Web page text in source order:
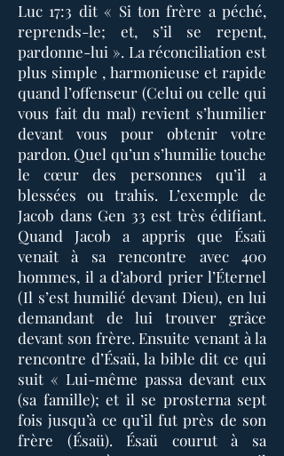
Luc 17:3 dit « Si ton frère a péché,
reprends-le; et, s’il se repent,
pardonne-lui ». La réconciliation est
plus simple , harmonieuse et rapide
quand l’offenseur (Celui ou celle qui
vous fait du mal) revient s’humilier
devant vous pour obtenir votre
pardon. Quel qu’un s’humilie touche
le cœur des personnes qu’il a
blessées ou trahis. L’exemple de
Jacob dans Gen 33 est très édifiant.
Quand Jacob a appris que Ésaü
venait à sa rencontre avec 400
hommes, il a d’abord prier l’Éternel
(Il s’est humilié devant Dieu), en lui
demandant de lui trouver grâce
devant son frère. Ensuite venant à la
rencontre d’Ésaü, la bible dit ce qui
suit « Lui-même passa devant eux
(sa famille); et il se prosterna sept
fois jusqu’à ce qu’il fut près de son
frère (Ésaü). Ésaü courut à sa